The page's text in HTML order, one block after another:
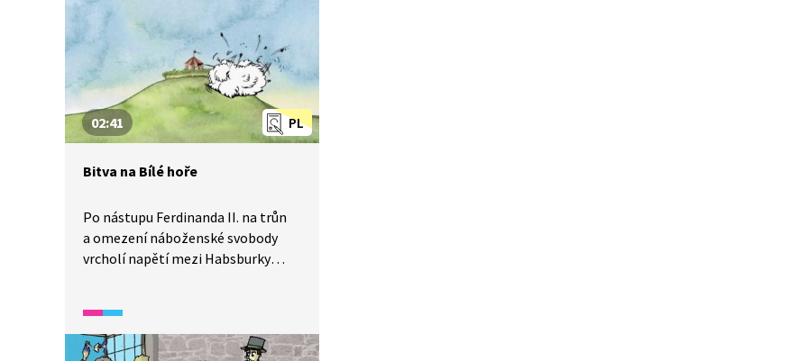
PL
02:41
Bitva na Bílé hoře
Po nástupu Ferdinanda II. na trůn
a omezení náboženské svobody
vrcholí napětí mezi Habsburky
hoře.